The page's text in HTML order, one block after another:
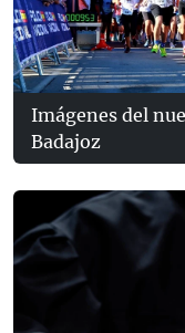
Imágenes del
Badajoz